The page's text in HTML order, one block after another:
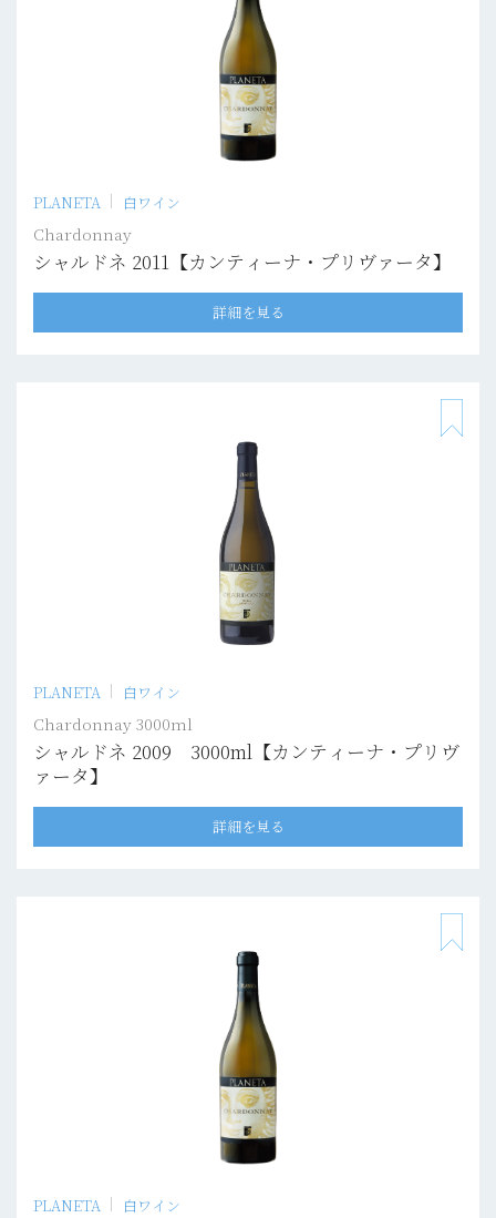
PLANETA 白ワイン
Chardonnay
シャルドネ 2011【カンティーナ・プリヴァータ】
詳細を見る
PLANETA 白ワイン
Chardonnay 3000ml
シャルドネ 2009 3000ml【カンティーナ・プリヴ
ァータ】
詳細を見る
PLANETA 白ワイン